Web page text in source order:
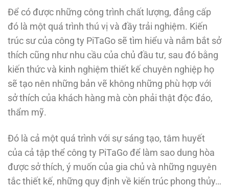
Để có được những công trình chất lượng, đẳng cấp
đó là một quá trình thú vị và đầy trải nghiệm. Kiến
trúc sư của công ty PiTaGo sẽ tìm hiểu và nắm bắt sở
thích cũng như nhu cầu của chủ đầu tư, sau đó bằng
kiến thức và kinh nghiệm thiết kế chuyên nghiệp họ
sẽ tạo nên những bản vẽ không những phù hợp với
sở thích của khách hàng mà còn phải thật độc đáo,
thẩm mỹ.
Đó là cả một quá trình với sự sáng tạo, tâm huyết
của cả tập thể công ty PiTaGo để làm sao dung hòa
được sở thích, ý muốn của gia chủ và những nguyên
tắc thiết kế, những quy định về kiến trúc phong thủy…